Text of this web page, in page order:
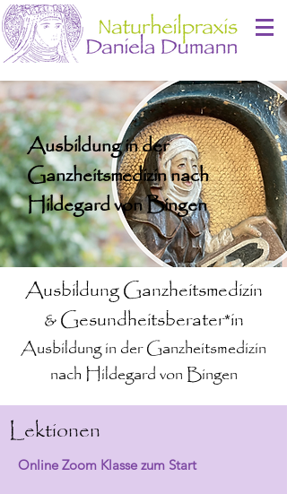
Ausbildung in der
Ganzheitsmedizin nach
Hildegard von Bingen
Ausbildung Ganzheitsmedizin
& Gesundheitsberater*in
Ausbildung in der Ganzheitsmedizin
nach Hildegard von Bingen
Lektionen
Online Zoom Klasse zum Start